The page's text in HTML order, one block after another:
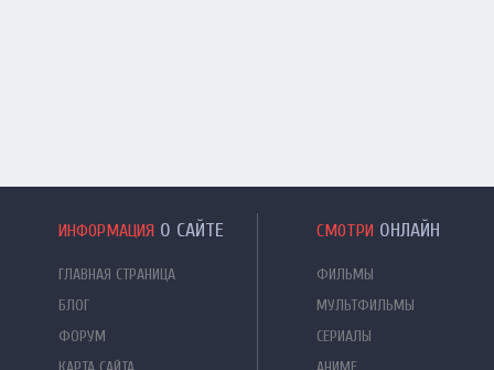
ИНФОРМАЦИЯ О САЙТЕ
ГЛАВНАЯ СТРАНИЦА
БЛОГ
ФОРУМ
СМОТРИ ОНЛАЙН
ФИЛЬМЫ
МУЛЬТФИЛЬМЫ
СЕРИАЛЫ